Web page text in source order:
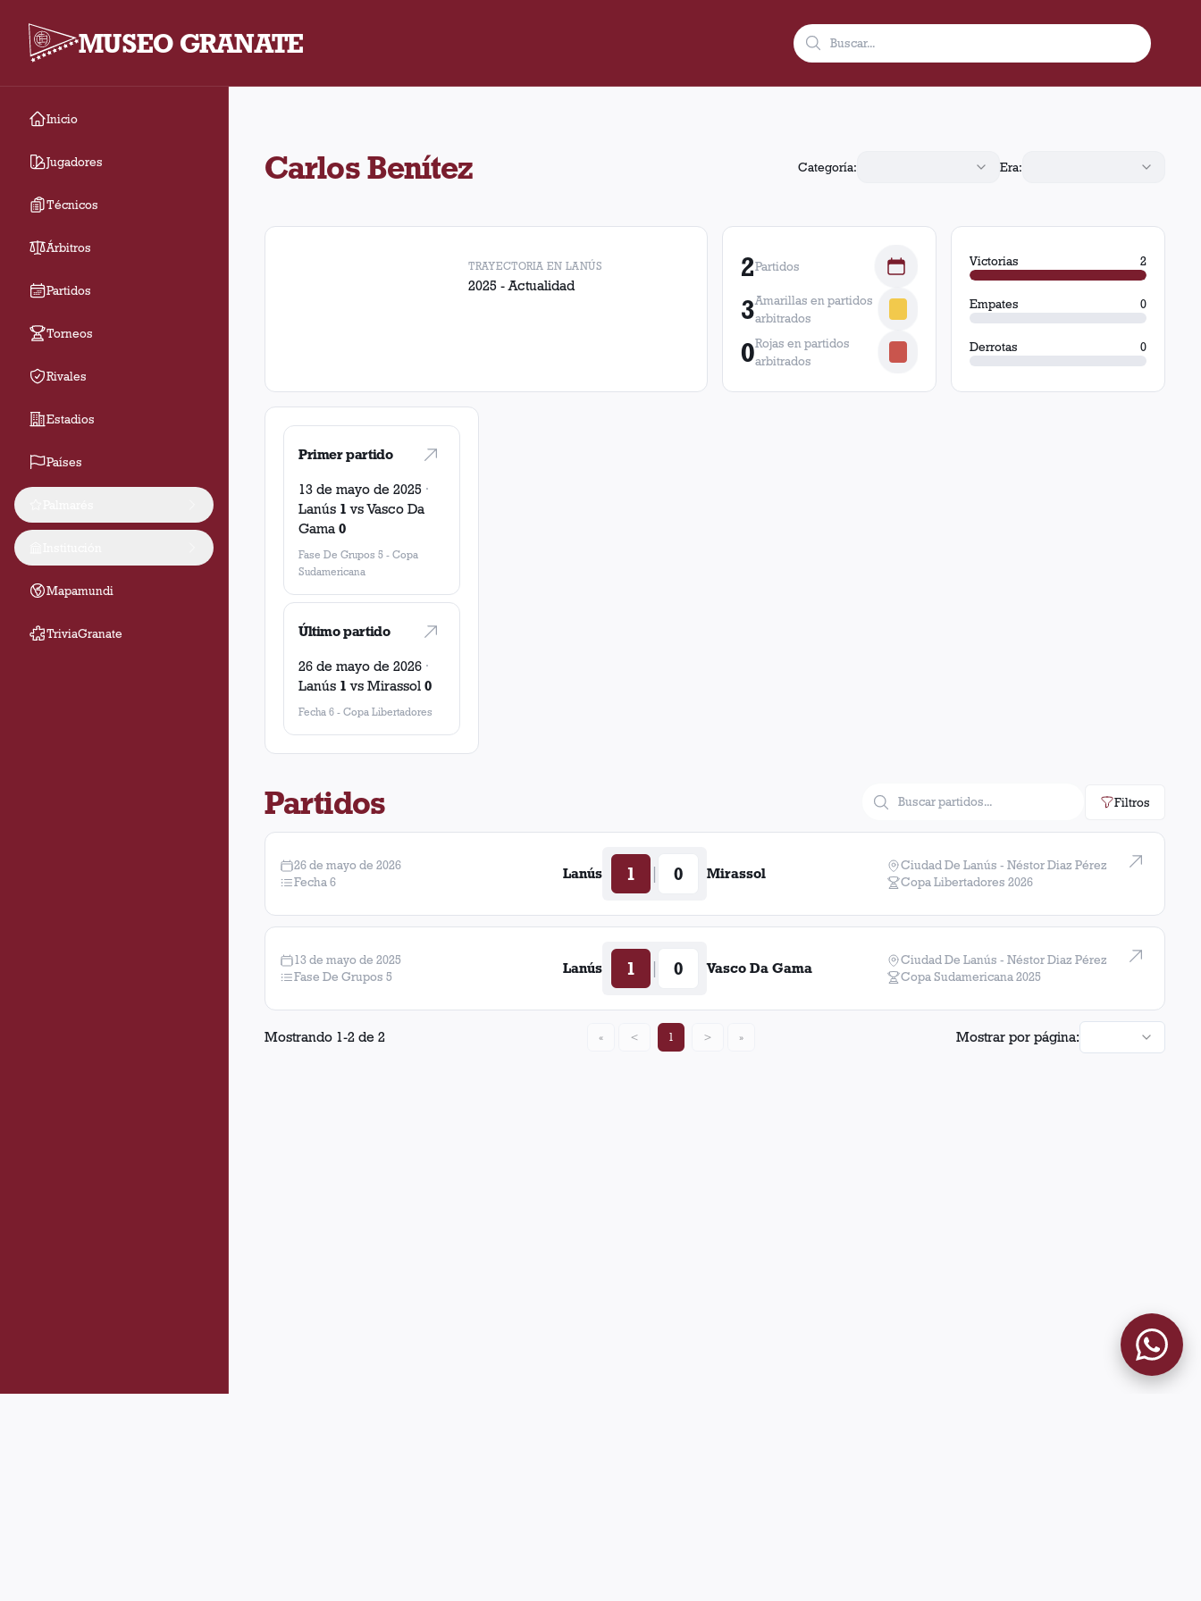
MUSEO GRANATE
Inicio
Jugadores
Técnicos
Árbitros
Partidos
Torneos
Rivales
Estadios
Países
Mapamundi
TriviaGranate
Carlos Benítez Categoría: Era:
TRAYECTORIA EN LANÚS
2025 - Actualidad
2Partidos
3Amarillas en partidos
arbitrados
0Rojas en partidos
arbitrados
Victorias 2
Empates 0
Derrotas 0
Primer partido
13 de mayo de 2025 ·
Lanús 1 vs Vasco Da
Gama 0
Fase De Grupos 5 - Copa
Sudamericana
Último partido
26 de mayo de 2026 ·
Lanús 1 vs Mirassol 0
Fecha 6 - Copa Libertadores
Partidos Filtros
26 de mayo de 2026
Fecha 6
Lanús 1 0 Mirassol
Ciudad De Lanús - Néstor Diaz Pérez
Copa Libertadores 2026
13 de mayo de 2025
Fase De Grupos 5
Lanús 1 0 Vasco Da Gama
Ciudad De Lanús - Néstor Diaz Pérez
Copa Sudamericana 2025
Mostrando 1-2 de 2 « < 1 > » Mostrar por página: